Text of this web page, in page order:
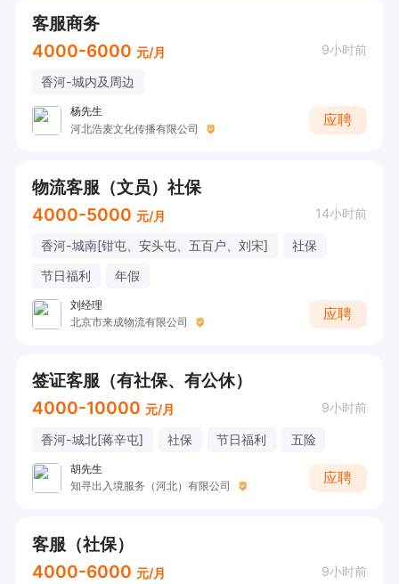
客服商务
4000-6000 元/月 9小时前
香河-城内及周边
杨先生
河北浩麦文化传播有限公司
应聘
物流客服（文员）社保
4000-5000 元/月 14小时前
香河-城南[钳屯、安头屯、五百户、刘宋]
社保
节日福利
年假
刘经理
北京市来成物流有限公司
应聘
签证客服（有社保、有公休）
4000-10000 元/月 9小时前
香河-城北[蒋辛屯] 社保 节日福利 五险
胡先生
知寻出入境服务（河北）有限公司
应聘
客服（社保）
4000-6000 元/月 9小时前